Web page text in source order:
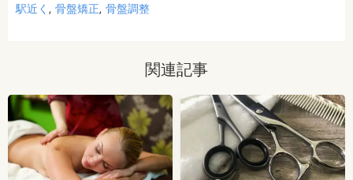
駅近く
骨盤矯正 骨盤調整
関連記事